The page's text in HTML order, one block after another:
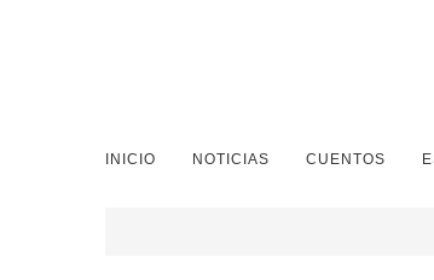
INICIO NOTICIAS CUENTOS